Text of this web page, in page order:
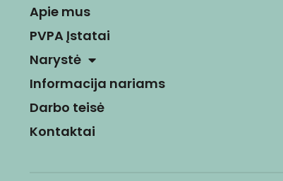
Apie mus
PVPA Įstatai
Narystė
Informacija nariams
Darbo teisė
Kontaktai